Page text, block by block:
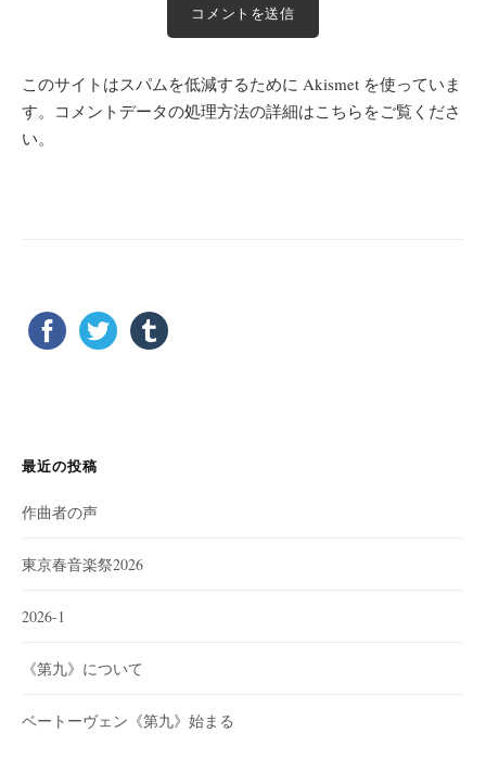
このサイトはスパムを低減するために Akismet を使っていま
す。 コメントデータの処理方法の詳細はこちらをご覧くださ
い。
最近の投稿
作曲者の声
東京春音楽祭2026
2026-1
《第九》について
ベートーヴェン《第九》始まる